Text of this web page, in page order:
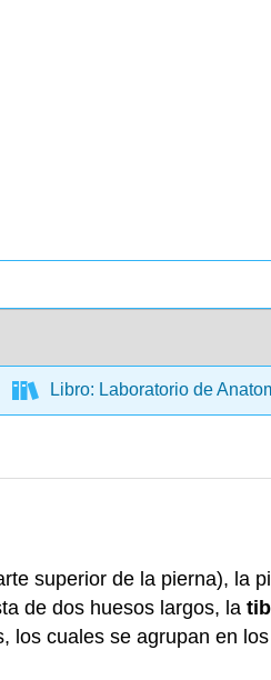
Libro: Laboratorio de
superior de la pierna), la
de dos huesos largos, la
los cuales se agrupan en los